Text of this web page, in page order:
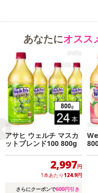
o もも』をぜひお試しくださ
・賞味期限：メーカー製造日
・原産国（最終加工地）：日
・原材料/材質/素材：もも（
a、増粘多糖類、香料、酸味
酸鉄、ビタミンD
・アレルギー表示：もも
・その他商品仕様：栄養成
0g、脂質 0g、炭水化物 18g
注意事項
あなたにオスス
アサヒ ウェルチ マスカ
ットブレンド100 800g
2,997円
1本あたり 124.9円
さらにクーポンで600円引き